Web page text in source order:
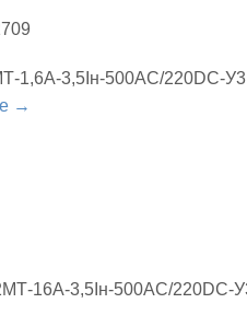
1,6А-3,5Iн-500AC/220DC-
→